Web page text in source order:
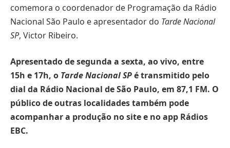
comemora o coordenador de Programação da Rádio
Nacional São Paulo e apresentador do Tarde Nacional
SP, Victor Ribeiro.
Apresentado de segunda a sexta, ao vivo, entre
15h e 17h, o Tarde Nacional SPé transmitido pelo
dial da Rádio Nacional de São Paulo, em 87,1 FM. O
público de outras localidades também pode
acompanhar a produção no site e no app Rádios
EBC.